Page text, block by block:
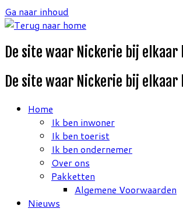
Ga naar inhoud
De site waar Nickerie bij elkaar
De site waar Nickerie bij elkaar
Home
Ik ben inwoner
Ik ben toerist
Ik ben ondernemer
Over ons
Pakketten
Algemene Voorwaarden
Nieuws